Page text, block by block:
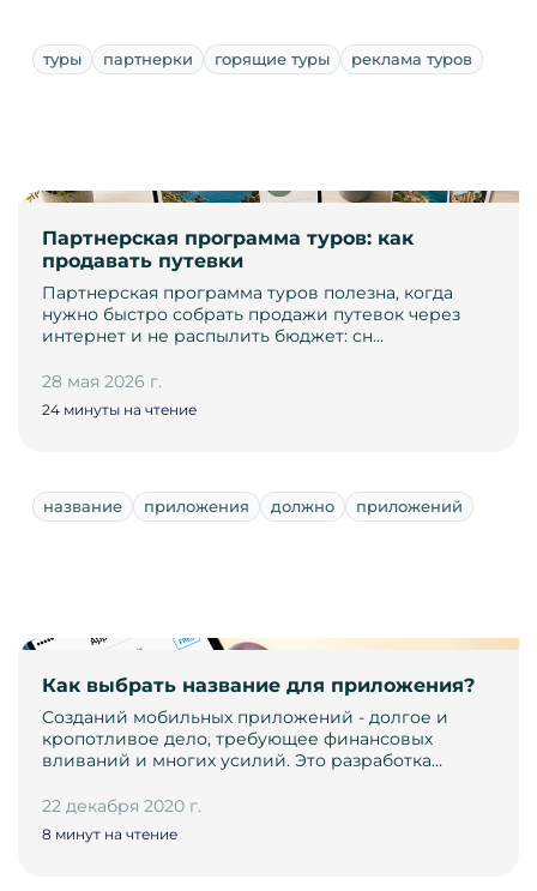
туры партнерки горящие туры реклама туров
Партнерская программа туров: как
продавать путевки
Партнерская программа туров полезна, когда
нужно быстро собрать продажи путевок через
интернет и не распылить бюджет: сн…
28 мая 2026 г.
24 минуты на чтение
название приложения должно приложений
Как выбрать название для приложения?
Созданий мобильных приложений - долгое и
кропотливое дело, требующее финансовых
вливаний и многих усилий. Это разработка…
22 декабря 2020 г.
8 минут на чтение